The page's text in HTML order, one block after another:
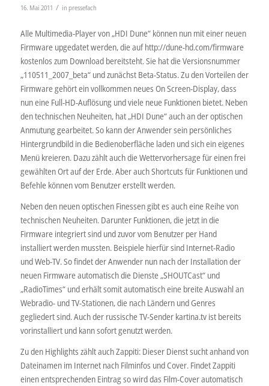
16. Mai 2011 / in pressefach
Alle Multimedia-Player von „HDI Dune“ können nun mit einer neuen
Firmware upgedatet werden, die auf http://dune-hd.com/firmware
kostenlos zum Download bereitsteht. Sie hat die Versionsnummer
„110511_2007_beta“ und zunächst Beta-Status. Zu den Vorteilen der
Firmware gehört ein vollkommen neues On Screen-Display, dass
nun eine Full-HD-Auflösung und viele neue Funktionen bietet. Neben
den technischen Neuheiten, hat „HDI Dune“ auch an der optischen
Anmutung gearbeitet. So kann der Anwender sein persönliches
Hintergrundbild in die Bedienoberfläche laden und sich ein eigenes
Menü kreieren. Dazu zählt auch die Wettervorhersage für einen frei
gewählten Ort auf der Erde. Aber auch Shortcuts für Funktionen und
Befehle können vom Benutzer erstellt werden.
Neben den neuen optischen Finessen gibt es auch eine Reihe von
technischen Neuheiten. Darunter Funktionen, die jetzt in die
Firmware integriert sind und zuvor vom Benutzer per Hand
installiert werden mussten. Beispiele hierfür sind Internet-Radio
und Web-TV. So findet der Anwender nun nach der Installation der
neuen Firmware automatisch die Dienste „SHOUTCast“ und
„RadioTimes“ und erhält somit automatisch eine breite Auswahl an
Webradio- und TV-Stationen, die nach Ländern und Genres
gegliedert sind. Auch der russische TV-Sender kartina.tv ist bereits
vorinstalliert und kann sofort genutzt werden.
Zu den Highlights zählt auch Zappiti: Dieser Dienst sucht anhand von
Dateinamen im Internet nach Filminfos und Cover. Findet Zappiti
einen entsprechenden Eintrag so wird das Film-Cover automatisch